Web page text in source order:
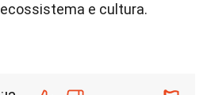
e cultura.